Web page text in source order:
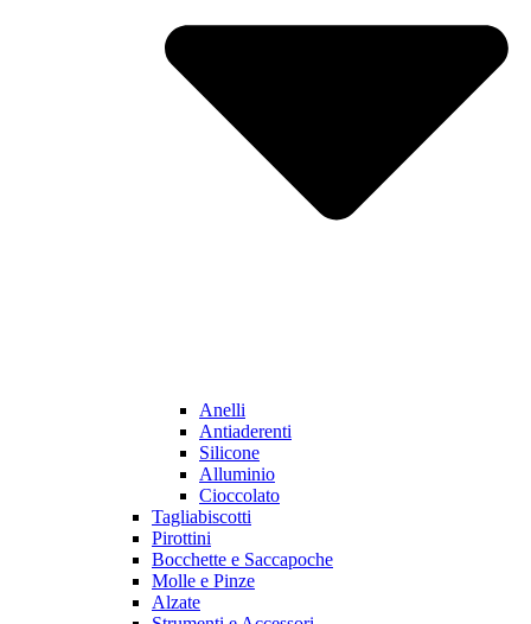
Anelli
Antiaderenti
Silicone
Alluminio
Cioccolato
Tagliabiscotti
Pirottini
Bocchette e Saccapoche
Molle e Pinze
Alzate